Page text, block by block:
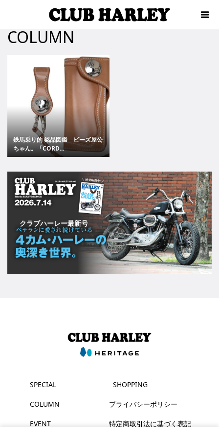
COLUMN
鉄馬乗り的 銘品図鑑 ビーズ屋公
ちゃん。「CORD...
クラブハーレー最新号
SPECIAL
COLUMN
EVENT
SHOPPING
プライバシーポリシー
特定商取引法に基づく表記